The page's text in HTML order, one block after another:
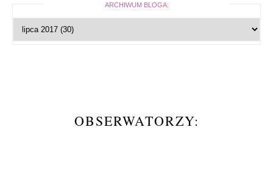
ARCHIWUM BLOGA:
OBSERWATORZY: